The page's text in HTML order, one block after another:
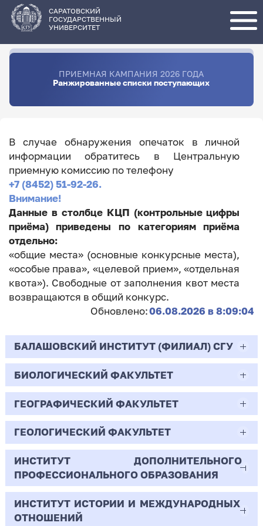
основному
содержанию
САРАТОВСКИЙ
ГОСУДАРСТВЕННЫЙ
УНИВЕРСИТЕТ
ПРИЕМНАЯ КАМПАНИЯ 2026 ГОДА
Ранжированные списки поступающих
В случае обнаружения опечаток в личной
информации обратитесь в Центральную
приемную комиссию по телефону
+7 (8452) 51-92-26.
Внимание!
Данные в столбце КЦП (контрольные цифры
приёма) приведены по категориям приёма
отдельно:
«общие места» (основные конкурсные места),
«особые права», «целевой прием», «отдельная
квота»). Свободные от заполнения квот места
возвращаются в общий конкурс.
Обновлено:06.08.2026 в 8:09:04
БАЛАШОВСКИЙ ИНСТИТУТ (ФИЛИАЛ) СГУ
44.03.02
Психолого-педагогическое образование
Очная | Бакалавр
Всего бюджетных мест - 10
Бюджет/
Общие места
Профиль: Практическая
психология образования
БИОЛОГИЧЕСКИЙ ФАКУЛЬТЕТ
06.03.01
Биология
Очная | Бакалавр
Всего бюджетных мест - 50
Бюджет/Общие места
ГЕОГРАФИЧЕСКИЙ ФАКУЛЬТЕТ
05.03.02
География
Очная | Бакалавр
Всего бюджетных мест - 15
ГЕОЛОГИЧЕСКИЙ ФАКУЛЬТЕТ
05.03.01
Геология
Очная | Бакалавр
ИНСТИТУТ ДОПОЛНИТЕЛЬНОГО
ПРОФЕССИОНАЛЬНОГО ОБРАЗОВАНИЯ
38.03.02
ИНСТИТУТ ИСТОРИИ И МЕЖДУНАРОДНЫХ
ОТНОШЕНИЙ